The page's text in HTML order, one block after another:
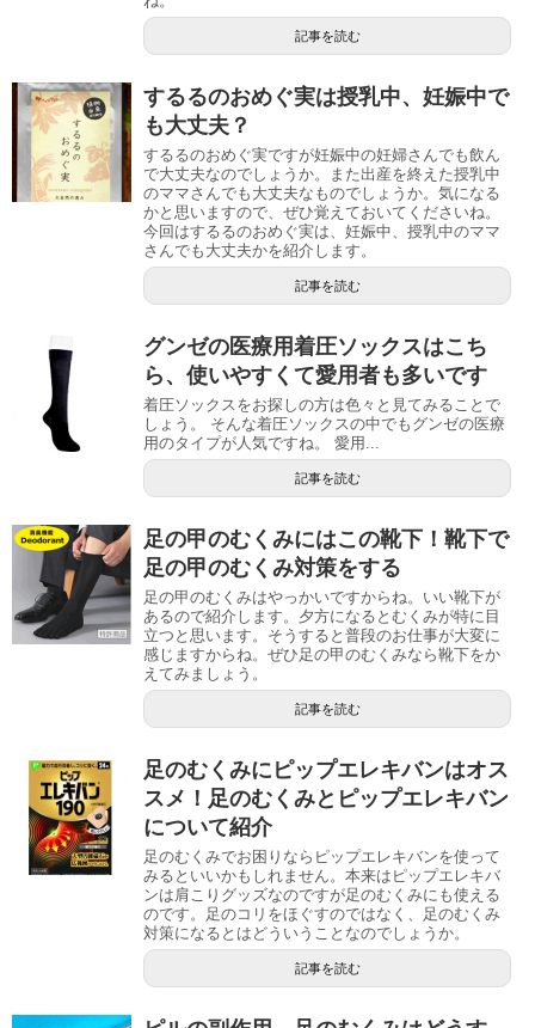
記事を読む
するるのおめぐ実は授乳中、妊娠中で
も大丈夫？
するるのおめぐ実ですが妊娠中の妊婦さんでも飲ん
で大丈夫なのでしょうか。また出産を終えた授乳中
のママさんでも大丈夫なものでしょうか。気になる
かと思いますので、ぜひ覚えておいてくださいね。
今回はするるのおめぐ実は、妊娠中、授乳中のママ
さんでも大丈夫かを紹介します。
記事を読む
グンゼの医療用着圧ソックスはこち
ら、使いやすくて愛用者も多いです
着圧ソックスをお探しの方は色々と見てみることで
しょう。 そんな着圧ソックスの中でもグンゼの医療
用のタイプが人気ですね。 愛用...
記事を読む
足の甲のむくみにはこの靴下！靴下で
足の甲のむくみ対策をする
足の甲のむくみはやっかいですからね。いい靴下が
あるので紹介します。夕方になるとむくみが特に目
立つと思います。そうすると普段のお仕事が大変に
感じますからね。ぜひ足の甲のむくみなら靴下をか
えてみましょう。
記事を読む
足のむくみにピップエレキバンはオス
スメ！足のむくみとピップエレキバン
について紹介
足のむくみでお困りならピップエレキバンを使って
みるといいかもしれません。本来はピップエレキバ
ンは肩こりグッズなのですが足のむくみにも使える
のです。足のコリをほぐすのではなく、足のむくみ
対策になるとはどういうことなのでしょうか。
記事を読む